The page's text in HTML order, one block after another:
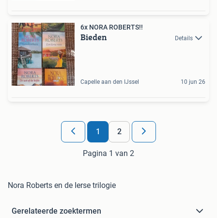
6x NORA ROBERTS!!
Bieden Details
Capelle aan den IJssel 10 jun 26
1 2
Pagina 1 van 2
Nora Roberts en de Ierse trilogie
Gerelateerde zoektermen